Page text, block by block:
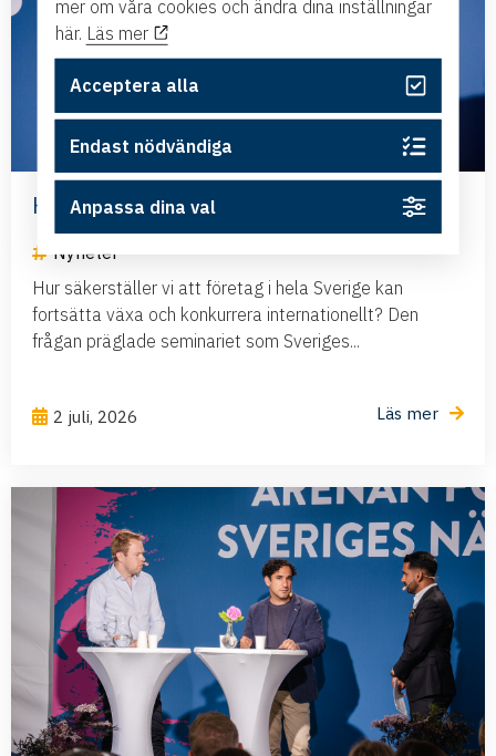
Har Sverige råd att negligera flyget?
Nyheter
Hur säkerställer vi att företag i hela Sverige kan
fortsätta växa och konkurrera internationellt? Den
frågan präglade seminariet som Sveriges...
2 juli, 2026 Läs mer
mer om våra cookies och ändra dina inställningar
här. Läs mer
Acceptera alla
Endast nödvändiga
Anpassa dina val